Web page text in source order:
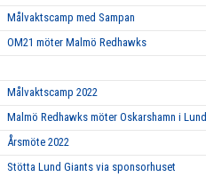
Målvaktscamp med Sampan
OM21 möter Malmö Redhawks
Målvaktscamp 2022
Malmö Redhawks möter Oskarshamn i Lund
Årsmöte 2022
Stötta Lund Giants via sponsorhuset